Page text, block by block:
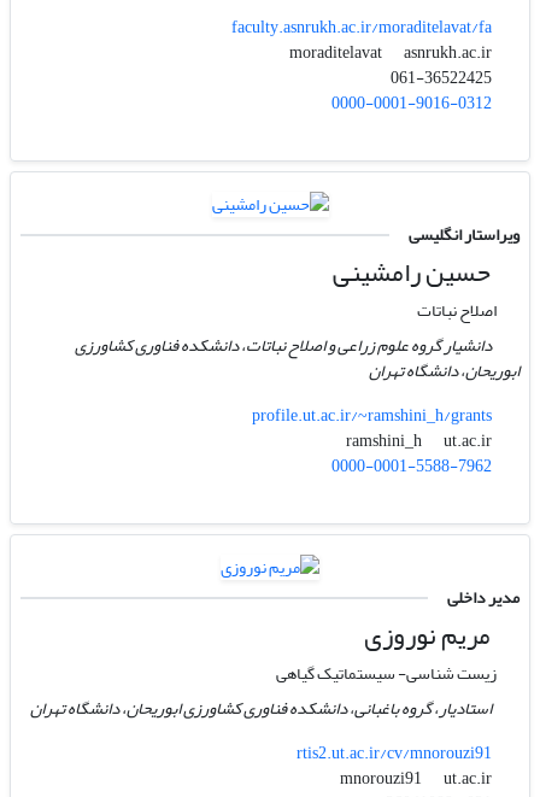
faculty.asnrukh.ac.ir/moraditelavat/fa
moraditelavat
asnrukh.ac.ir
061-36522425
0000-0001-9016-0312
ویراستار انگلیسی
حسین رامشینی
اصلاح نباتات
دانشیار گروه علوم زراعی و اصلاح نباتات، دانشکده فناوری کشاورزی
ابوریحان، دانشگاه تهران
profile.ut.ac.ir/~ramshini_h/grants
ramshini_h
ut.ac.ir
0000-0001-5588-7962
مدیر داخلی
مریم نوروزی
زیست شناسی- سیستماتیک گیاهی
استادیار، گروه باغبانی، دانشکده فناوری کشاورزی ابوریحان، دانشگاه تهران
rtis2.ut.ac.ir/cv/mnorouzi91
mnorouzi91
ut.ac.ir